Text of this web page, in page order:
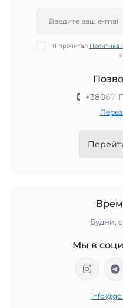
Я прочитал Политика
+38067
Будни,
Мы в